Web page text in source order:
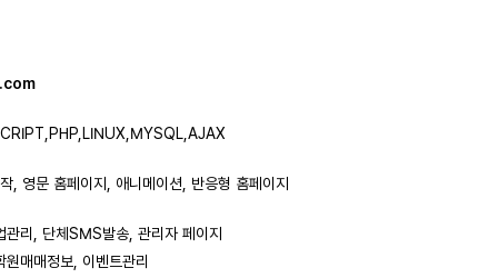
, 영문 홈페이지, 애니메이션, 반응형 홈페이지
리, 단체SMS발송, 관리자 페이지
매매정보, 이벤트관리